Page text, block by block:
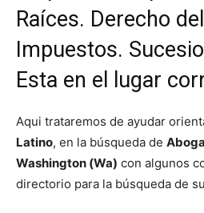
Raíces. Derecho
Impuestos.
Esta en el lugar
Aqui trataremos de ayudar
Latino, en la búsqueda de
Washington (Wa) con algunos
directorio para la búsqueda de